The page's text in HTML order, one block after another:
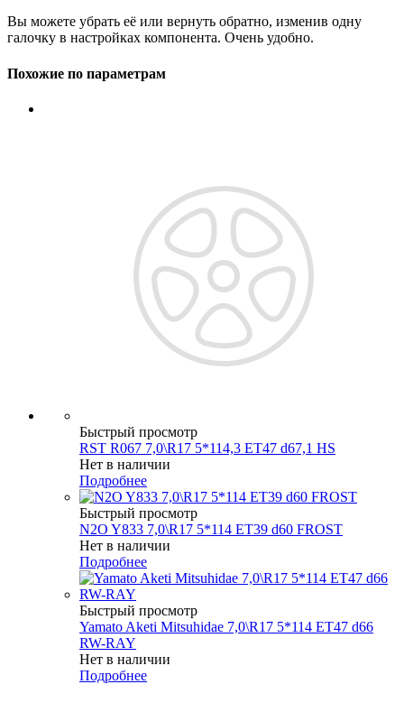
Вы можете убрать её или вернуть обратно, изменив одну
галочку в настройках компонента. Очень удобно.
Похожие по параметрам
Быстрый просмотр
RST R067 7,0\R17 5*114,3 ET47 d67,1 HS
Нет в наличии
Подробнее
Быстрый просмотр
N2O Y833 7,0\R17 5*114 ET39 d60 FROST
Нет в наличии
Подробнее
Быстрый просмотр
Yamato Aketi Mitsuhidae 7,0\R17 5*114 ET47 d66
RW-RAY
Нет в наличии
Подробнее